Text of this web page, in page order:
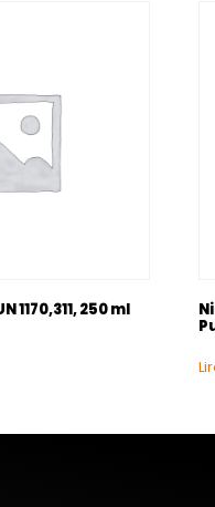
1170,311, 250 ml